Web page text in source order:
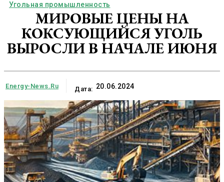
Угольная промышленность
МИРОВЫЕ ЦЕНЫ НА
КОКСУЮЩИЙСЯ УГОЛЬ
ВЫРОСЛИ В НАЧАЛЕ ИЮНЯ
Energy-News.ru Дата: 20.06.2024